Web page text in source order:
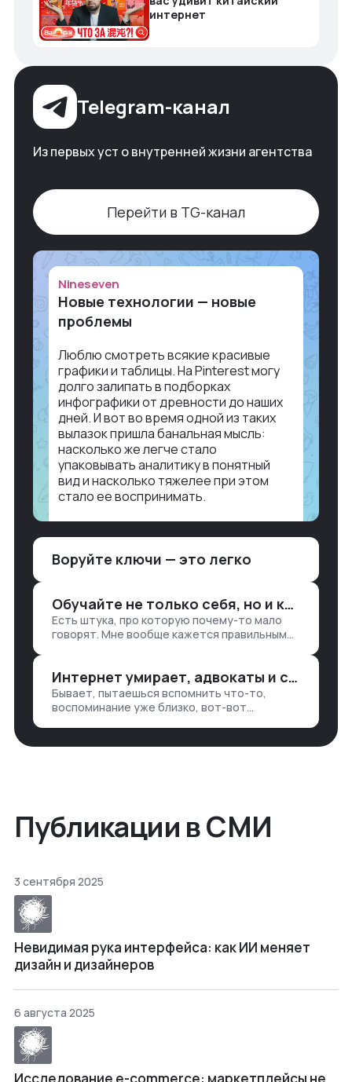
интернет
Telegram-канал
Из первых уст о внутренней жизни агентства
Перейти в TG-канал
Nineseven
Новые технологии — новые
проблемы
Люблю смотреть всякие красивые
графики и таблицы. На Pinterest могу
долго залипать в подборках
инфографики от древности до наших
дней. И вот во время одной из таких
вылазок пришла банальная мысль:
насколько же легче стало
упаковывать аналитику в понятный
вид и насколько тяжелее при этом
стало ее воспринимать.
аналитикой лет 15 назад, нужно было:
продажи, заявки, прогресс по проекту
— все ручками
Воруйте ключи — это легко
Обучайте не только себя, но и клиентов
Есть штука, про которую почему-то мало
говорят. Мне вообще кажется правильным
хватаешь у клиента: е…
Интернет умирает, адвокаты и судьи в растерянности, а я хочу песню
Бывает, пытаешься вспомнить что-то,
воспоминание уже близко, вот-вот
неделями, если сильно не повезе…
Публикации в СМИ
3 сентября 2025
Невидимая рука интерфейса: как ИИ меняет
дизайн и дизайнеров
6 августа 2025